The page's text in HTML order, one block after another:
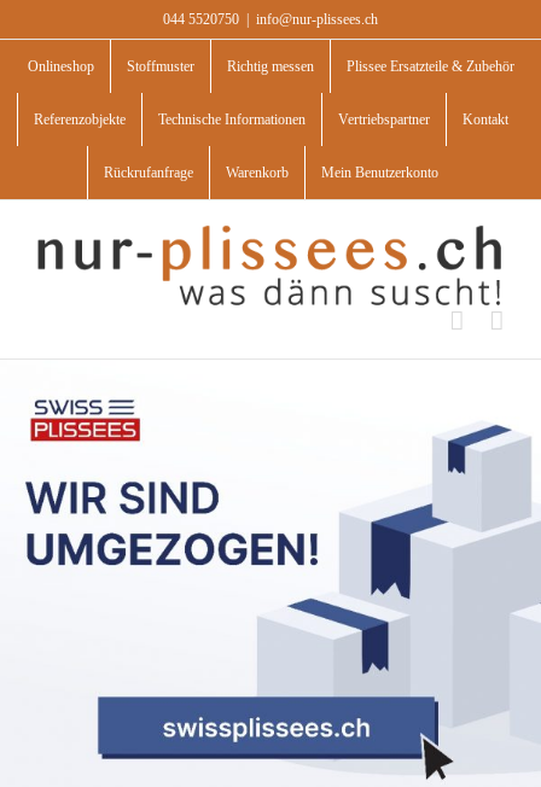
to
content
044 5520750 info@nur-plissees.ch
Onlineshop Stoffmuster Richtig messen Plissee Ersatzteile & Zubehör
Referenzobjekte Technische Informationen Vertriebspartner Kontakt
Rückrufanfrage Warenkorb Mein Benutzerkonto